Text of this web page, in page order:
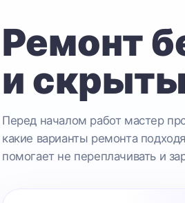
Ремонт
и
Перед началом работ мастер
какие варианты ремонта
помогает не переплачивать и